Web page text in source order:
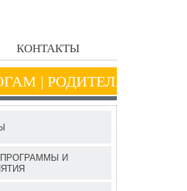
КОНТАКТЫ
| РОДИТЕЛЯМ
И